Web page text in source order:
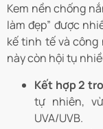
Kem nền chống
làm đẹp” được
kế tinh tế và công
này còn hội tụ
Kết hợp 2
tự nhiên,
UVA/UVB.